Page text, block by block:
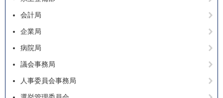
会計局
企業局
病院局
議会事務局
人事委員会事務局